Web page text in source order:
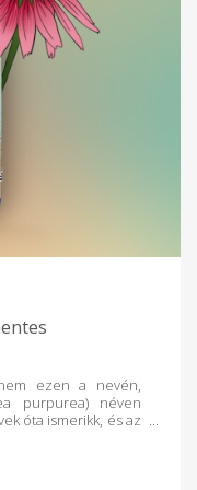
üledék kiválás
Használat előtt
kölcsönhatásba
Alkalmazása káros
fogyasztása
gyermekeknek nem
Az étrend-
vegyes
Az ECHINACEA
alkoholos
ezen a nevén,
purpurea) néven
óta ismerikk, és az
Echinacea
Echinacea